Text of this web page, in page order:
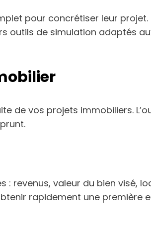
pour concrétiser leur projet.
outils de simulation adaptés
de vos projets immobiliers.
revenus, valeur du bien visé,
rapidement une première